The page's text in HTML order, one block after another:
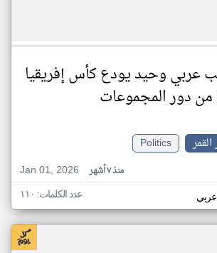
عربي وحيد يودع كأس إفريقيا
Politics
Jan 01, 2026
منذ ٧ أشهر
عربي عدد الكلمات: ١١٠